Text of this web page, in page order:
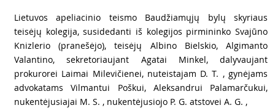
Lietuvos apeliacinio teismo Baudžiamųjų bylų skyriaus
teisėjų kolegija, susidedanti iš kolegijos pirmininko Svajūno
Knizlerio (pranešėjo), teisėjų Albino Bielskio, Algimanto
Valantino, sekretoriaujant Agatai Minkel, dalyvaujant
prokurorei Laimai Milevičienei, nuteistajam D. T. , gynėjams
advokatams Vilmantui Poškui, Aleksandrui Palamarčukui,
nukentėjusiajai M. S. , nukentėjusiojo P. G. atstovei A. G. ,